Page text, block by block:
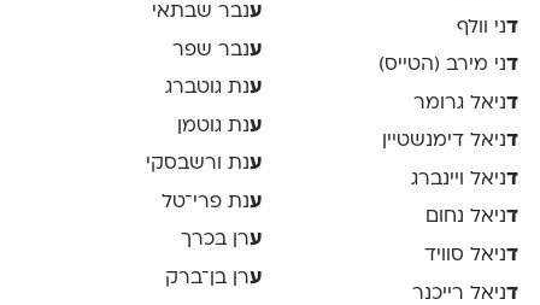
דני וולף
דני מירב (הטייס)
דניאל גרומר
דניאל דימנשטיין
דניאל ויינברג
דניאל נחום
דניאל סוויד
דניאל רייכנר
ענבר שבתאי
ענבר שפר
ענת גוטברג
ענת גוטמן
ענת ורשבסקי
ענת פרי־טל
ערן בכרך
ערן בן־ברק